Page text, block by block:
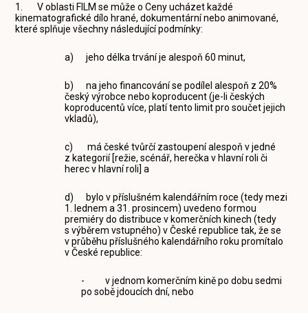
1. V oblasti FILM se může o Ceny ucházet každé
kinematografické dílo hrané, dokumentární nebo animované,
které splňuje všechny následující podmínky:
a) jeho délka trvání je alespoň 60 minut,
b) na jeho financování se podílel alespoň z 20%
český výrobce nebo koproducent (je-li českých
koproducentů více, platí tento limit pro součet jejich
vkladů),
c) má české tvůrčí zastoupení alespoň v jedné
z kategorií [režie, scénář, herečka v hlavní roli či
herec v hlavní roli] a
d) bylo v příslušném kalendářním roce (tedy mezi
1. lednem a 31. prosincem) uvedeno formou
premiéry do distribuce v komerčních kinech (tedy
s výběrem vstupného) v České republice tak, že se
v průběhu příslušného kalendářního roku promítalo
v České republice:
- v jednom komerčním kině po dobu sedmi
po sobě jdoucích dní, nebo